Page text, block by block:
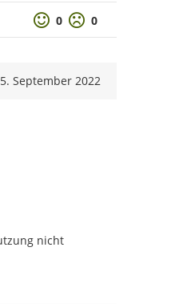
Positive Bewertung
0 Negative
0
Zeitpunkt des Erstellens
Zeitpunkt des Erstellens
5. September 2022Zur Äußerung
nicht